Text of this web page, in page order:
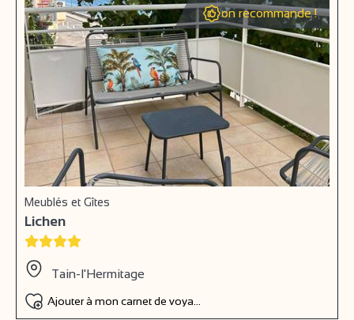
on recommande !
Meublés et Gîtes
Lichen
Tain-l'Hermitage
Ajouter à mon carnet de voyage